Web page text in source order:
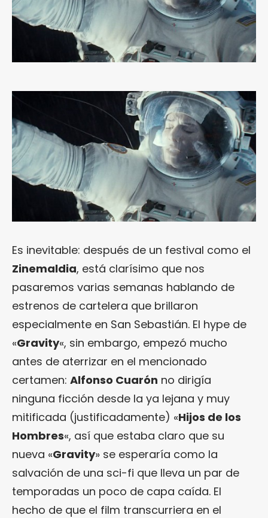
Es inevitable: después de un festival como el
Zinemaldia, está clarísimo que nos
pasaremos varias semanas hablando de
estrenos de cartelera que brillaron
especialmente en San Sebastián. El hype de
«Gravity«, sin embargo, empezó mucho
antes de aterrizar en el mencionado
certamen: Alfonso Cuarón no dirigía
ninguna ficción desde la ya lejana y muy
mitificada (justificadamente) «Hijos de los
Hombres«, así que estaba claro que su
nueva «Gravity» se esperaría como la
salvación de una sci-fi que lleva un par de
temporadas un poco de capa caída. El
hecho de que el film transcurriera en el